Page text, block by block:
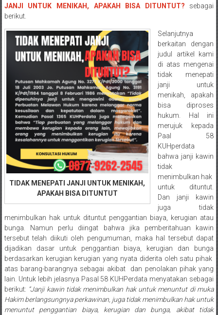
Batang/Brebes/
Purworejo,
Kebumen/Magelang/Temanggung/Mungkid/Demak/
Batu/
Blitar/Surabaya/Palembang/
Bekasi/Jakarta
Jakarta
Utara/
Jakarta
Pusat/
Karawang/
Barat/
Lampung
Timur/Lampung/
Bengkulu/
Medan/
Aceh/
Damasyaraya/
Solok/
Padang
Selatan/Padang
barat/
Padang
Utara/
JANJI UNTUK MENIKAH, APAKAH BISA DITUNTUT? sebagai
berikut.
TIDAK MENEPATI JANJI UNTUK MENIKAH,
APAKAH BISA DITUNTUT
Selanjutnya
berkaitan dengan
judul artikel kami
di atas mengenai
tidak menepati
janji untuk
menikah, apakah
bisa diproses
hukum. Hal ini
merujuk kepada
Paal 58
KUHperdata
bahwa janji kawin
tidak
menimbulkan hak
untuk dituntut.
Dan janji kawin
juga tidak
menimbulkan hak untuk dituntut penggantian biaya, kerugian atau
bunga. Namun perlu diingat bahwa jika pemberitahuan kawin
tersebut telah diikuti oleh pengumuman, maka hal tersebut dapat
dijadikan dasar untuk penggantian biaya, kerugian dan bunga
berdasarkan kerugian kerugian yang nyata diderita oleh satu pihak
atas barang-barangnya sebagai akibat dan penolakan pihak yang
lain. Untuk lebih jelasnya Pasal 58 KUHPerdata menyatakan sebagai
berikut: “Janji kawin tidak menimbulkan hak untuk menuntutdi muka
Hakim berlangsungnya perkawinan, juga tidak menimbulkan hak untuk
menuntut penggantian biaya, kerugian dan bunga, akibat tidak